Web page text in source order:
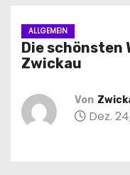
ALLGEMEIN
Die schönsten
Zwickau
Von
Dez.